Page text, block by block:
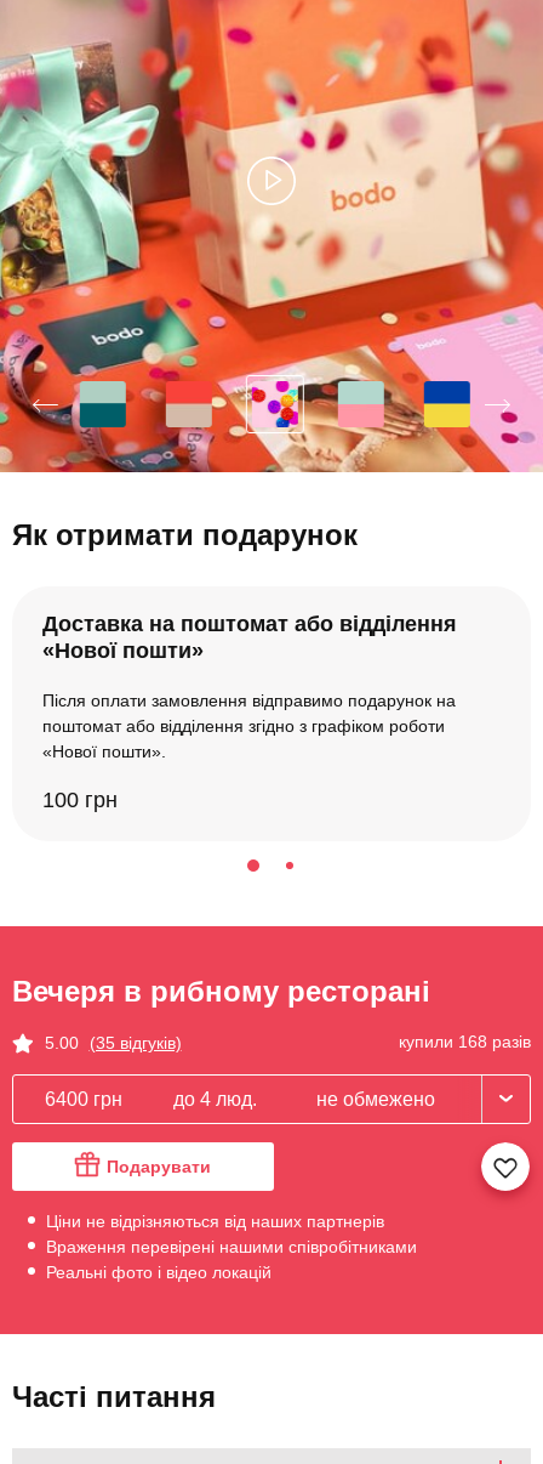
Як отримати подарунок
Доставка на поштомат або відділення
«Нової пошти»
Після оплати замовлення відправимо подарунок на
поштомат або відділення згідно з графіком роботи
«Нової пошти».
100 грн
Вечеря в рибному ресторані
5.00 (35 відгуків) купили 168 разів
6400 грн до 4 люд. не обмежено
Подарувати
Ціни не відрізняються від наших партнерів
Враження перевірені нашими співробітниками
Реальні фото і відео локацій
Часті питання